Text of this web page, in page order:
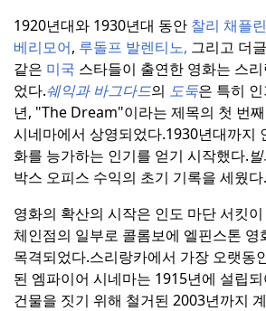
1920년대와 1930년대 동안 찰리 채플린
베리모어, 루돌프 발렌티노, 그리고 더
같은 미국 스타들이 출연한 영화는 스
었다.쉐익과 바그다드의 도둑은 특히
년, "The Dream"이라는 제목의 첫 번
시네마에서 상영되었다.1930년대까지
화를 능가하는 인기를 얻기 시작했다.
박스 오피스 수익의 초기 기록을 세웠다.
영화의 확산의 시작은 인도 마단 서킷
체인점의 일부로 콜롬보에 엘핀스톤 영
목격되었다.스리랑카에서 가장 오랫동
된 엠파이어 시네마는 1915년에 설립
건물을 짓기 위해 철거된 2003년까지